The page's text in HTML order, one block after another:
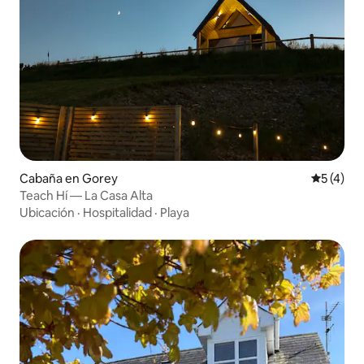
Cabaña en Gorey
5 (4)
Teach Hí — La Casa Alta
Ubicación · Hospitalidad · Playa